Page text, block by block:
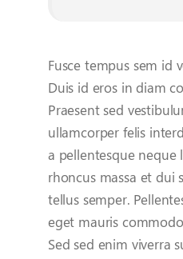
Fusce tempus sem id
Duis id eros in diam
Praesent sed
ullamcorper felis
a pellentesque neque
rhoncus massa et dui
tellus semper.
eget mauris
Sed sed enim viverra